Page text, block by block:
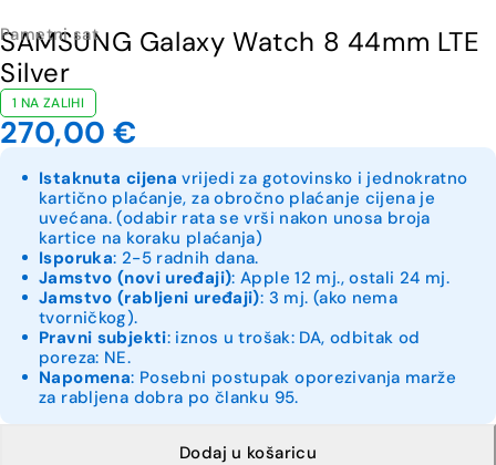
Pametni sat
SAMSUNG Galaxy Watch 8 44mm LTE
Silver
1 NA ZALIHI
270,00 €
Istaknuta cijena vrijedi za gotovinsko i jednokratno
kartično plaćanje, za obročno plaćanje cijena je
uvećana. (odabir rata se vrši nakon unosa broja
kartice na koraku plaćanja)
Isporuka: 2-5 radnih dana.
Jamstvo (novi uređaji): Apple 12 mj., ostali 24 mj.
Jamstvo (rabljeni uređaji): 3 mj. (ako nema
tvorničkog).
Pravni subjekti: iznos u trošak: DA, odbitak od
poreza: NE.
Napomena: Posebni postupak oporezivanja marže
za rabljena dobra po članku 95.
Dodaj u košaricu